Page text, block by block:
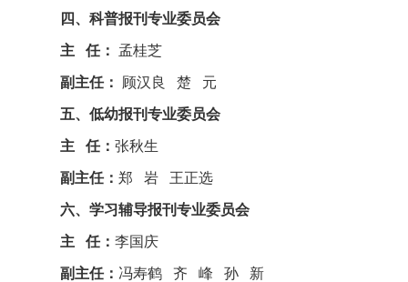
四、科普报刊专业委员会
主 任： 孟桂芝
副主任： 顾汉良 楚 元
五、低幼报刊专业委员会
主 任：张秋生
副主任：郑 岩 王正选
六、学习辅导报刊专业委员会
主 任：李国庆
副主任： 冯寿鹤 齐 峰 孙 新